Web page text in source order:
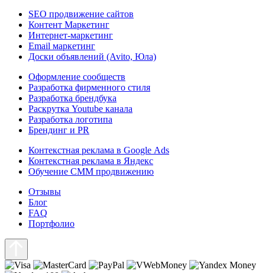
SEO продвижение сайтов
Контент Маркетинг
Интернет-маркетинг
Email маркетинг
Доски объявлений (Avito, Юла)
Оформление сообществ
Разработка фирменного стиля
Разработка брендбука
Раскрутка Youtube канала
Разработка логотипа
Брендинг и PR
Контекстная реклама в Google Ads
Контекстная реклама в Яндекс
Обучение СММ продвижению
Отзывы
Блог
FAQ
Портфолио